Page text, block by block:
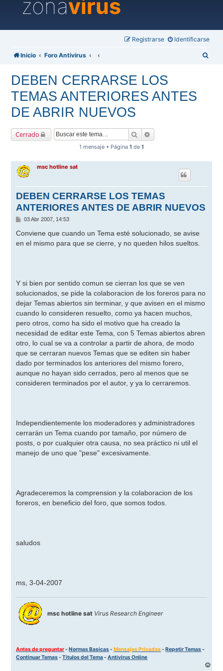
zonavirus
Identificarse
Registrarse
Inicio Foro Antivirus
DEBEN CERRARSE LOS
TEMAS ANTERIORES ANTES
DE ABRIR NUEVOS
Cerrado Buscar
1 mensaje • Página 1 de 1
msc hotline sat
DEBEN CERRARSE LOS TEMAS
ANTERIORES ANTES DE ABRIR NUEVOS
M
n
a
03 Abr 2007, 14:53
Conviene que cuando un Tema esté solucionado, se avise
en el mismo para que se cierre, y no queden hilos sueltos.
Y si bien por sentido comun se cierran los que se ven
solucionados, se pide la colaboracion de los foreros para no
dejar Temas abiertos sin terminar, y que avisen en el mismo
cuando lo consideren resuelto, como ya hacen muchos,
pero otros, como ha sido el motivo que ha creado la
necesidad de editar este Tema, con 5 Temas abiertos abren
otro, lo cual se va a controlar a partir de ahora, de modo
que se cerraran nuevos Temas que se editen sin haber
dado por terminados los anteriores del mismo forero,
aunque no hayan sido cerrados, pero al menos que se
consideren terminados por el autor, y ya lo cerraremos.
Independientemente los moderadores y administradores
cerrarán un Tema cuando por tamaño, por número de
posts, o por cualquier otra causa, no sea práctico ni util el
manejo de uno que "pese" excesivamente.
Agradeceremos la comprension y la colaboracion de los
foreros, en beneficio del foro, que somos todos.
saludos
ms, 3-04-2007
msc hotline sat Virus Research Engineer
Antes de preguntar-Normas Basicas-Mensajes Privados-Repetir Temas-
Continuar Temas-Titulos del Tema-Antivirus Online